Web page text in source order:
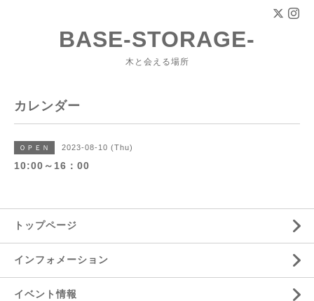
BASE-STORAGE-
木と会える場所
カレンダー
ＯＰＥＮ 2023-08-10 (Thu)
10:00～16：00
トップページ
インフォメーション
イベント情報